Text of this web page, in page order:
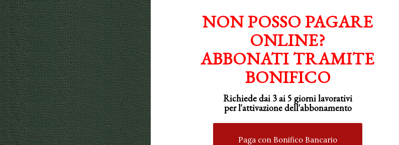
NON POSSO PAGARE
ONLINE?
ABBONATI TRAMITE
BONIFICO
Richiede dai 3 ai 5 giorni lavorativi
perl'attivazionedell'abbonamento
Paga con Bonifico Bancario